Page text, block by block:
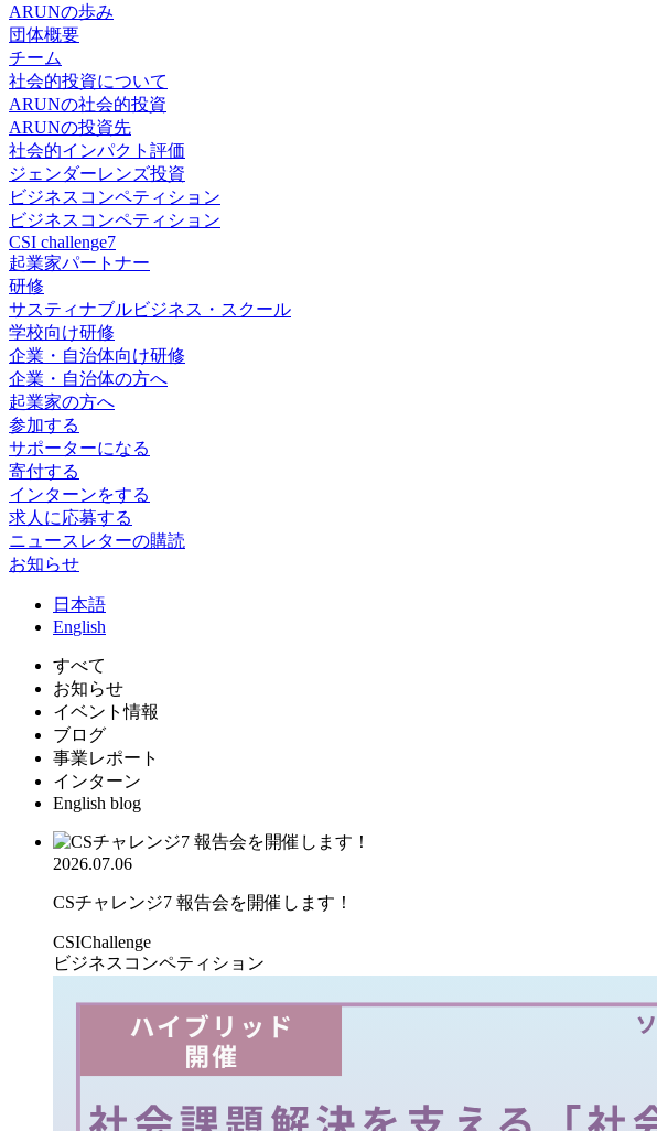
ARUNの歩み
団体概要
チーム
社会的投資について
ARUNの社会的投資
ARUNの投資先
社会的インパクト評価
ジェンダーレンズ投資
ビジネスコンペティション
ビジネスコンペティション
CSI challenge7
起業家パートナー
研修
サスティナブルビジネス・スクール
学校向け研修
企業・自治体向け研修
企業・自治体の方へ
起業家の方へ
参加する
サポーターになる
寄付する
インターンをする
求人に応募する
ニュースレターの購読
お知らせ
日 本語
English
すべて
お知らせ
イベント情報
ブログ
事業レポート
インターン
English blog
2026.07.06
CSチャレンジ7 報告会を開催します！
CSIChallenge
ビジネスコンペティション